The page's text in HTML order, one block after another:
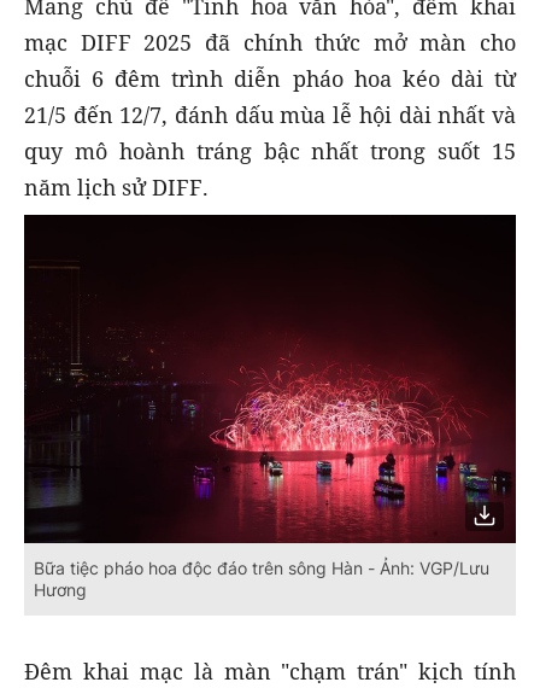
mạc DIFF 2025 đã chính thức mở màn cho
chuỗi 6 đêm trình diễn pháo hoa kéo dài từ
21/5 đến 12/7, đánh dấu mùa lễ hội dài nhất và
quy mô hoành tráng bậc nhất trong suốt 15
năm lịch sử DIFF.
Bữa tiệc pháo hoa độc đáo trên sông Hàn - Ảnh: VGP/Lưu
Hương
Đêm khai mạc là màn "chạm trán" kịch tính